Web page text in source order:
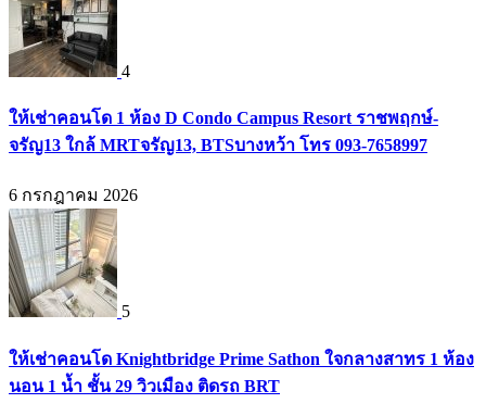
4
ให้เช่าคอนโด 1 ห้อง D Condo Campus Resort ราชพฤกษ์-
จรัญ13 ใกล้ MRTจรัญ13, BTSบางหว้า โทร 093-7658997
6 กรกฎาคม 2026
5
ให้เช่าคอนโด Knightbridge Prime Sathon ใจกลางสาทร 1 ห้อง
นอน 1 น้ำ ชั้น 29 วิวเมือง ติดรถ BRT